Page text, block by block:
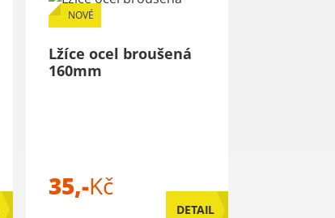
NOVÉ
Lžíce ocel broušená
160mm
35,-Kč
DETAIL